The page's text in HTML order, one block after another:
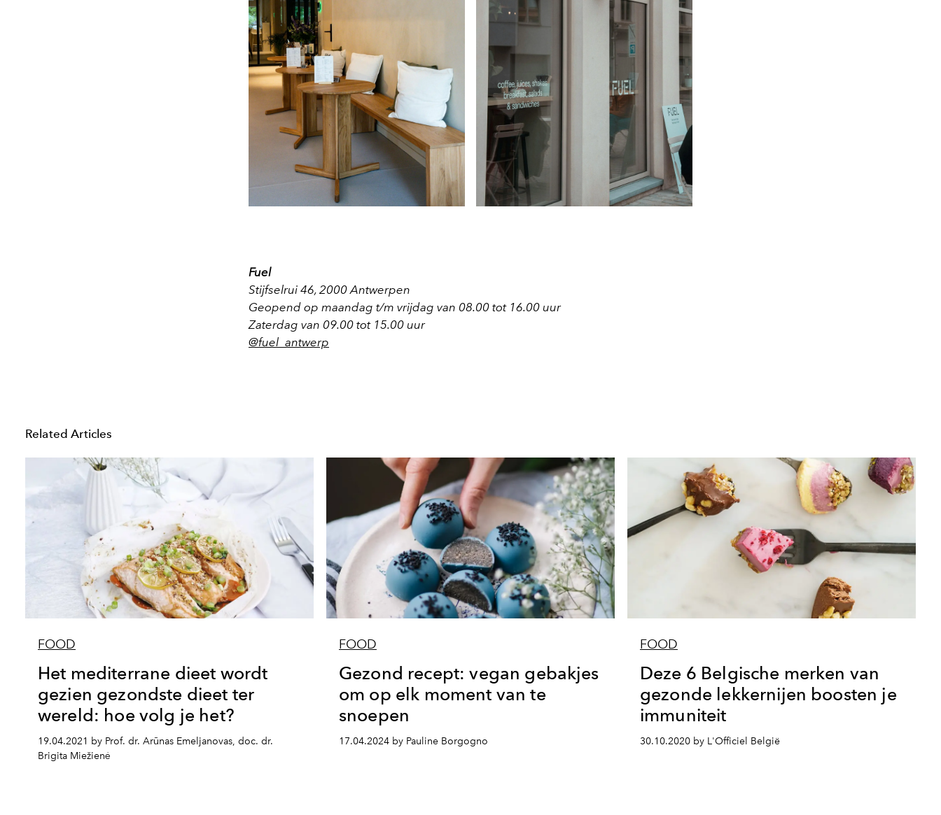
Fuel
Stijfselrui 46, 2000 Antwerpen
Geopend op maandag t/m vrijdag van 08.00 tot 16.00 uur
Zaterdag van 09.00 tot 15.00 uur
@fuel_antwerp
Related Articles
FOOD
Het mediterrane dieet wordt
gezien gezondste dieet ter
wereld: hoe volg je het?
19.04.2021 by Prof. dr. Arūnas Emeljanovas, doc. dr.
Brigita Miežienė
FOOD
Gezond recept: vegan gebakjes
om op elk moment van te
snoepen
17.04.2024 by Pauline Borgogno
FOOD
Deze 6 Belgische merken van
gezonde lekkernijen boosten je
immuniteit
30.10.2020 by L'Officiel België